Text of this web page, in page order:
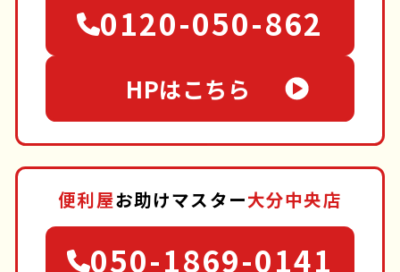
0120-050-862
HPはこちら
便利屋お助けマスター大分中央店
050-1869-0141